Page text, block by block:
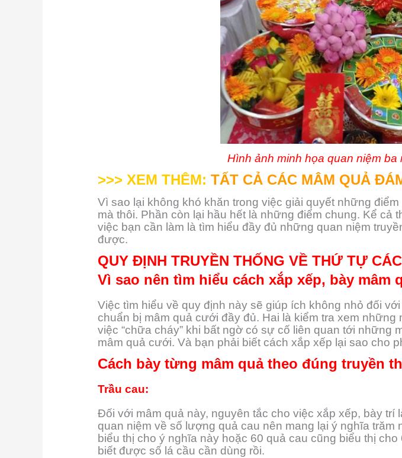
Hình ảnh minh họa quan niệm
>>> XEM THÊM:TẤT CẢ CÁC MÂM QUẢ
Vì sao lại không khó khăn trong việc giải quyết những
mà thôi. Phần còn lại hầu hết là những điểm chung. Kể
việc bạn cần làm là tìm hiểu đầy đủ những quan niệm
được.
QUY ĐỊNH TRUYỀN THỐNG VỀ THỨ TỰ
Vì sao nên tìm hiểu cách xắp xếp, bày mâm
Việc tìm hiểu về quy định này sẽ giúp ích không nhỏ đối
chuẩn bị mâm quả cưới đầy đủ. Hai là kiểm tra xem
việc “chữa cháy” khi bất ngờ có sự cố liên quan tới
mâm quả cưới. Và bạn phải biết cách xắp xếp lại sao cho
Cách bày từng mâm quả theo đúng truyền
Trầu cau:
Đối với mâm quả này, nguyên tắc cho việc xắp xếp, bày
quan niệm về số lượng quả cau nên mang lại ý nghĩa
biểu thị cho ý nghĩa này hoặc 60 quả cau cũng biểu thị
biết được số lá cầu cần dùng rồi.